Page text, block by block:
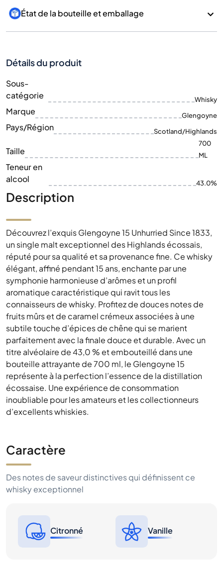
État de la bouteille et emballage
Détails du produit
Sous-
catégorie
Whisky
Marque Glengoyne
Pays/Région Scotland/Highlands
Taille
700
ML
Teneur en
alcool
43.0%
Description
Découvrez l’exquis Glengoyne 15 Unhurried Since 1833,
un single malt exceptionnel des Highlands écossais,
réputé pour sa qualité et sa provenance fine. Ce whisky
élégant, affiné pendant 15 ans, enchante par une
symphonie harmonieuse d’arômes et un profil
aromatique caractéristique qui ravit tous les
connaisseurs de whisky. Profitez de douces notes de
fruits mûrs et de caramel crémeux associées à une
subtile touche d’épices de chêne qui se marient
parfaitement avec la finale douce et durable. Avec un
titre alvéolaire de 43,0 % et embouteillé dans une
bouteille attrayante de 700 ml, le Glengoyne 15
représente à la perfection l’essence de la distillation
écossaise. Une expérience de consommation
inoubliable pour les amateurs et les collectionneurs
d’excellents whiskies.
Caractère
Des notes de saveur distinctives qui définissent ce
whisky exceptionnel
Citronné Vanille